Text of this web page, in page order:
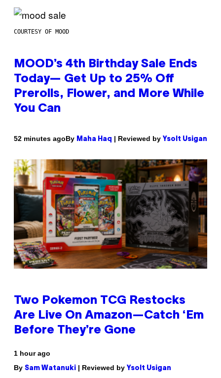
COURTESY OF MOOD
MOOD’s 4th Birthday Sale Ends
Today— Get Up to 25% Off
Prerolls, Flower, and More While
You Can
52 minutes agoBy Maha Haq | Reviewed by Ysolt Usigan
Two Pokemon TCG Restocks
Are Live On Amazon—Catch ‘Em
Before They’re Gone
1 hour ago
By Sam Watanuki | Reviewed by Ysolt Usigan